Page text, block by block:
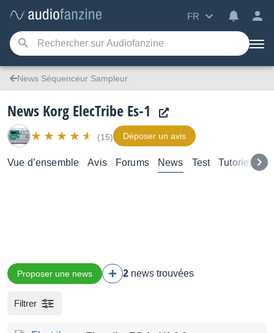
FR
News Séquenceur Sampleur
News Korg ElecTribe Es-1
(15) Déposer un avis
Vue d’ensemble Avis Forums News Test Tutoriels
Proposer une news 2 news trouvées
Filtrer